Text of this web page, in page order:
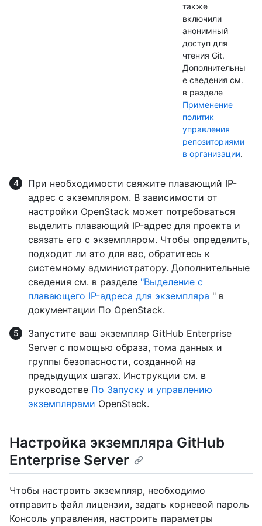
также
включили
анонимный
доступ для
чтения Git.
Дополнительны
е сведения см.
в разделе
Применение
политик
управления
репозиториями
в организации.
При необходимости свяжите плавающий IP-
адрес с экземпляром. В зависимости от
настройки OpenStack может потребоваться
выделить плавающий IP-адрес для проекта и
связать его с экземпляром. Чтобы определить,
подходит ли это для вас, обратитесь к
системному администратору. Дополнительные
сведения см. в разделе "Выделение с
плавающего IP-адреса для экземпляра " в
документации По OpenStack.
Запустите ваш экземпляр GitHub Enterprise
Server с помощью образа, тома данных и
группы безопасности, созданной на
предыдущих шагах. Инструкции см. в
руководстве По Запуску и управлению
экземплярами OpenStack.
Настройка экземпляра GitHub
Enterprise Server
Чтобы настроить экземпляр, необходимо
отправить файл лицензии, задать корневой пароль
Консоль управления, настроить параметры